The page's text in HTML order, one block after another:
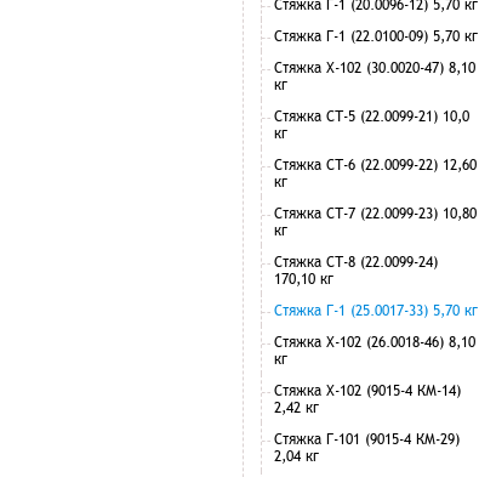
Стяжка Г-1 (20.0096-12) 5,70 кг
Стяжка Г-1 (22.0100-09) 5,70 кг
Стяжка Х-102 (30.0020-47) 8,10
кг
Стяжка СТ-5 (22.0099-21) 10,0
кг
Стяжка СТ-6 (22.0099-22) 12,60
кг
Стяжка СТ-7 (22.0099-23) 10,80
кг
Стяжка СТ-8 (22.0099-24)
170,10 кг
Стяжка Г-1 (25.0017-33) 5,70 кг
Стяжка Х-102 (26.0018-46) 8,10
кг
Стяжка Х-102 (9015-4 КМ-14)
2,42 кг
Стяжка Г-101 (9015-4 КМ-29)
2,04 кг